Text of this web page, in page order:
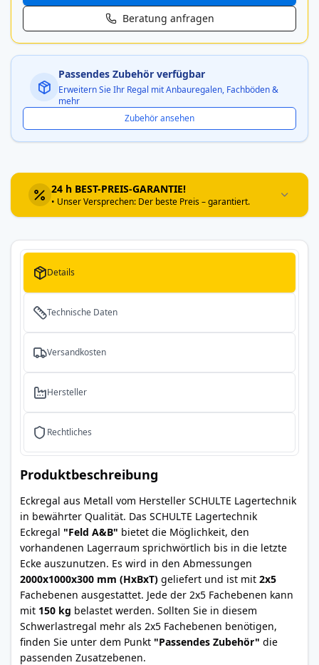
Beratung anfragen
Passendes Zubehör verfügbar
Erweitern Sie Ihr Regal mit Anbauregalen, Fachböden &
mehr
Zubehör ansehen
24 h BEST-PREIS-GARANTIE!
• Unser Versprechen: Der beste Preis – garantiert.
Details
Technische Daten
Versandkosten
Hersteller
Rechtliches
Produktbeschreibung
Eckregal aus Metall vom Hersteller SCHULTE Lagertechnik
in bewährter Qualität. Das SCHULTE Lagertechnik
Eckregal "Feld A&B" bietet die Möglichkeit, den
vorhandenen Lagerraum sprichwörtlich bis in die letzte
Ecke auszunutzen. Es wird in den Abmessungen
2000x1000x300 mm (HxBxT) geliefert und ist mit 2x5
Fachebenen ausgestattet. Jede der 2x5 Fachebenen kann
mit 150 kg belastet werden. Sollten Sie in diesem
Schwerlastregal mehr als 2x5 Fachebenen benötigen,
finden Sie unter dem Punkt "Passendes Zubehör" die
passenden Zusatzebenen.